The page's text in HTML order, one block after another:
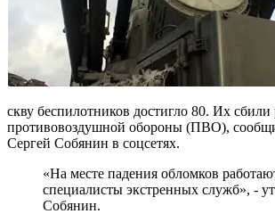
скву беспилотников достигло 80. Их
противовоздушной обороны (ПВО),
Сергей Собянин в соцсетях.
«На месте падения обломков
специалисты экстренных служб», -
Собянин.